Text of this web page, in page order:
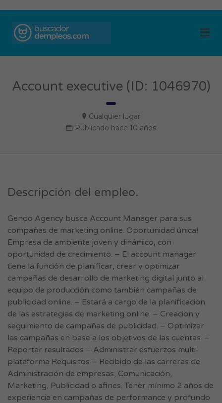
Account executive (ID: 1046970)
Cualquier lugar
Publicado hace 10 años
Descripción del empleo.
Gendo Agency busca Account Manager para sus
compañas de marketing online. Oportunidad única!
Empresa de ambiente joven y dinámico, con
oportunidad de crecimiento. – El account manager
tiene la función de planificar, crear y optimizar
campañas de desarrollo de marketing digital junto al
equipo de producción como también campañas de
publicidad online. – Estará a cargo de la planificación
de las estrategias de marketing online. – Creación y
seguimiento de campañas de publicidad. – Optimizar
las campañas en base a los objetivos de las cuentas. –
Reportar resultados – Administrar esfuerzos multi-
plataforma Requisitos – Recibido de las carreras de
Administración de empresas, Comunicación,
Marketing, Publicidad o afines. Tener mínimo 2 años de
experiencia en campañas de performance y profundo